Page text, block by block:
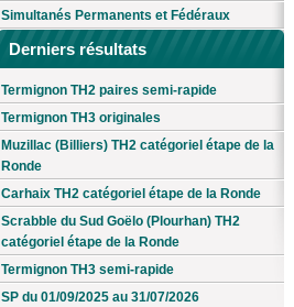
Simultanés Permanents et Fédéraux
Derniers résultats
Termignon TH2 paires semi-rapide
Termignon TH3 originales
Muzillac (Billiers) TH2 catégoriel étape de la
Ronde
Carhaix TH2 catégoriel étape de la Ronde
Scrabble du Sud Goëlo (Plourhan) TH2
catégoriel étape de la Ronde
Termignon TH3 semi-rapide
SP du 01/09/2025 au 31/07/2026